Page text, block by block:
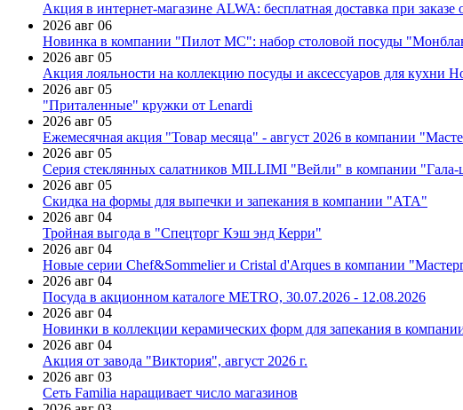
Акция в интернет-магазине ALWA: бесплатная доставка при заказе
2026 авг 06
Новинка в компании "Пилот МС": набор столовой посуды
2026 авг 05
Акция лояльности на коллекцию посуды и аксессуаров для кухни
2026 авг 05
"Приталенные" кружки от Lenardi
2026 авг 05
Ежемесячная акция "Товар месяца" - август 2026 в компании
2026 авг 05
Серия стеклянных салатников MILLIMI "Вейли" в компании "Гала-
2026 авг 05
Скидка на формы для выпечки и запекания в компании "АТА"
2026 авг 04
Тройная выгода в "Спецторг Кэш энд Керри"
2026 авг 04
Новые серии Chef&Sommelier и Cristal d'Arques в компании
2026 авг 04
Посуда в акционном каталоге METRO, 30.07.2026 - 12.08.2026
2026 авг 04
Новинки в коллекции керамических форм для запекания в
2026 авг 04
Акция от завода "Виктория", август 2026 г.
2026 авг 03
Сеть Familia наращивает число магазинов